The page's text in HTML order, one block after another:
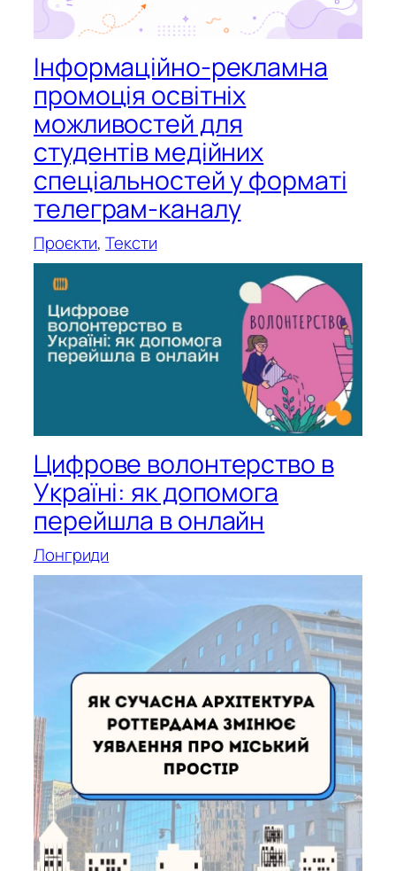
Інформаційно-рекламна
промоція освітніх
можливостей для
студентів медійних
спеціальностей у форматі
телеграм-каналу
Проєкти, Тексти
Цифрове волонтерство в
Україні: як допомога
перейшла в онлайн
Лонгриди